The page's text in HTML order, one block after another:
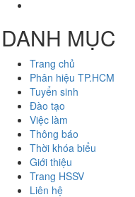
DANH MỤC
Trang chủ
Phân hiệu TP.HCM
Tuyển sinh
Đào tạo
Việc làm
Thông báo
Thời khóa biểu
Giới thiệu
Trang HSSV
Liên hệ